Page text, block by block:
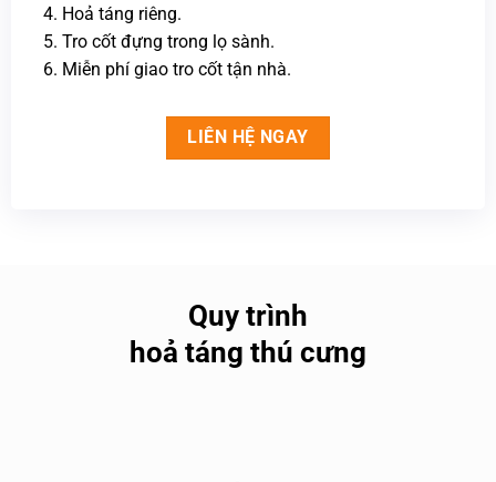
4. Hoả táng riêng.
5. Tro cốt đựng trong lọ sành.
6. Miễn phí giao tro cốt tận nhà.
LIÊN HỆ NGAY
Quy trình
hoả táng thú cưng